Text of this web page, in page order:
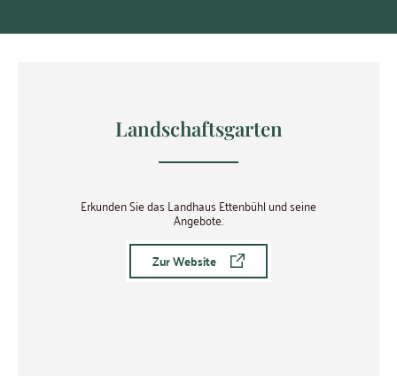
Landschaftsgarten
Erkunden Sie das Landhaus Ettenbühl und seine
Angebote.
Zur Website